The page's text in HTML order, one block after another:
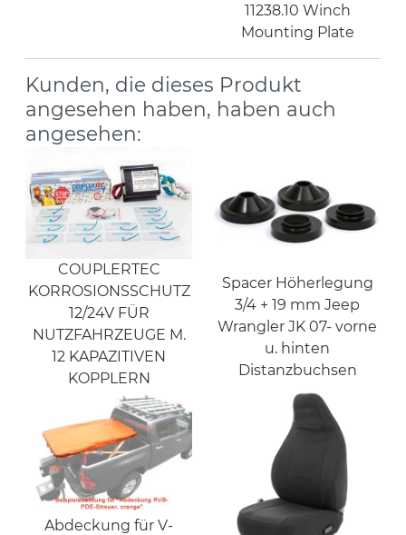
11238.10 Winch
Mounting Plate
Kunden, die dieses Produkt
angesehen haben, haben auch
angesehen:
COUPLERTEC
KORROSIONSSCHUTZ
12/24V FÜR
NUTZFAHRZEUGE M.
12 KAPAZITIVEN
KOPPLERN
Spacer Höherlegung
3/4 + 19 mm Jeep
Wrangler JK 07- vorne
u. hinten
Distanzbuchsen
Abdeckung für V-